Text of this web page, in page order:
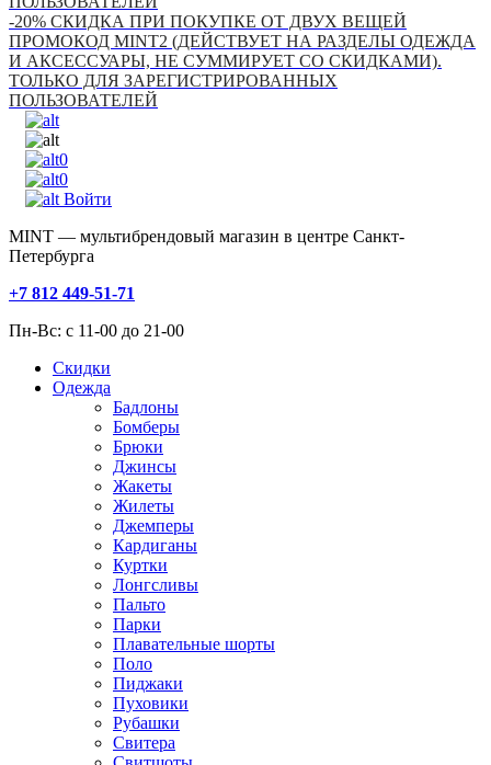
-20% СКИДКА ПРИ ПОКУПКЕ ОТ ДВУХ ВЕЩЕЙ
ПРОМОКОД MINT2 (ДЕЙСТВУЕТ НА РАЗДЕЛЫ ОДЕЖДА
И АКСЕССУАРЫ, НЕ СУММИРУЕТ СО СКИДКАМИ).
ТОЛЬКО ДЛЯ ЗАРЕГИСТРИРОВАННЫХ
ПОЛЬЗОВАТЕЛЕЙ
0
0
Войти
MINT — мультибрендовый магазин в центре Санкт-
Петербурга
+7 812 449-51-71
Пн-Вс: с 11-00 до 21-00
Скидки
Одежда
Бадлоны
Бомберы
Брюки
Джинсы
Жакеты
Жилеты
Джемперы
Кардиганы
Куртки
Лонгсливы
Пальто
Парки
Плавательные шорты
Поло
Пиджаки
Пуховики
Рубашки
Свитера